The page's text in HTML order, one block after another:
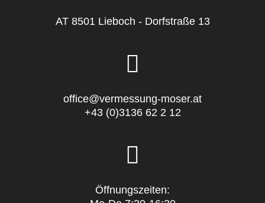
AT 8501 Lieboch - Dorfstraße 13
office@vermessung-moser.at
+43 (0)3136 62 2 12
Öffnungszeiten: